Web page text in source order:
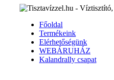
Főoldal
Termékeink
Elérhetőségünk
WEBÁRUHÁZ
Kalandrally csapat